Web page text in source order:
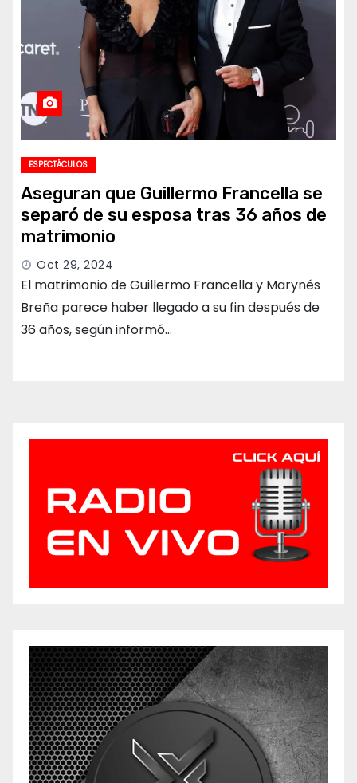
ESPECTÁCULOS
Aseguran que Guillermo Francella se
separó de su esposa tras 36 años de
matrimonio
Oct 29, 2024
El matrimonio de Guillermo Francella y Marynés
Breña parece haber llegado a su fin después de
36 años, según informó…